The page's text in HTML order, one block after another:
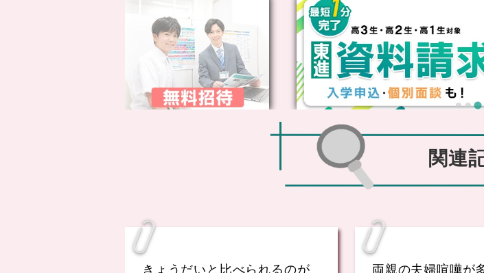
関連
きょうだいと比べられるのが
両親の夫婦喧嘩が